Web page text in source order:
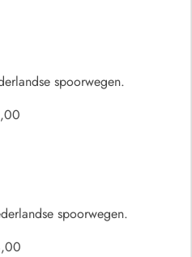
spoorwegen.
spoorwegen.